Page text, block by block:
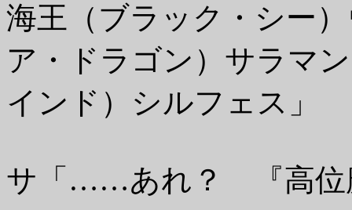
海王（ブラック・シー
ア・ドラゴン）サラマ
インド）シルフェス」
サ「……あれ？ 『高位